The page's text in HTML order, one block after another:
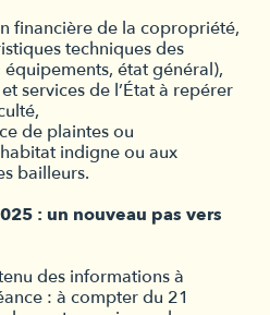
financière de la copropriété,
techniques des
état général),
services de l’État à repérer
de plaintes ou
indigne ou aux
bailleurs.
: un nouveau pas vers
des informations à
: à compter du 21